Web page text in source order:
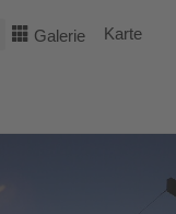
Galerie Karte